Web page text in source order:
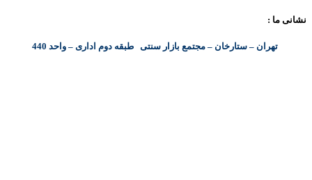
نشانی ما :
تهران – ستارخان – مجتمع بازار سنتی طبقه دوم اداری – واحد 440